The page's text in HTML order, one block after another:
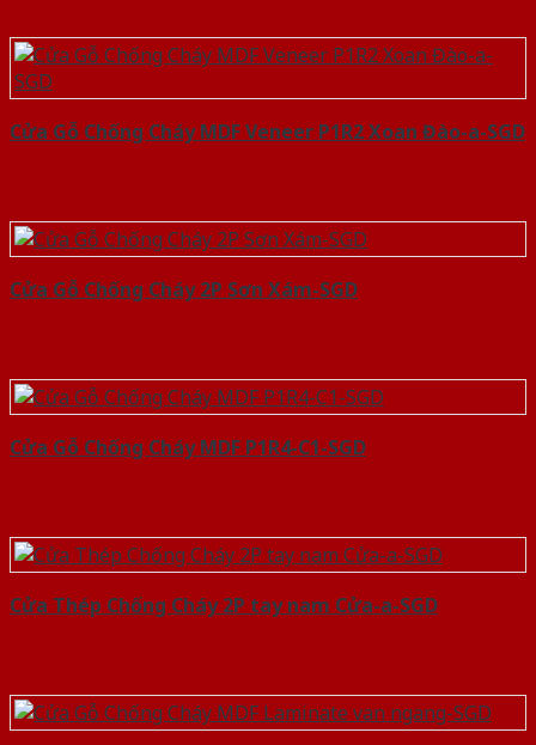
Cửa Gỗ Chống Cháy MDF Veneer P1R2 Xoan Đào-a-SGD
Cửa Gỗ Chống Cháy 2P Sơn Xám-SGD
Cửa Gỗ Chống Cháy MDF P1R4-C1-SGD
Cửa Thép Chống Cháy 2P tay nam Cửa-a-SGD